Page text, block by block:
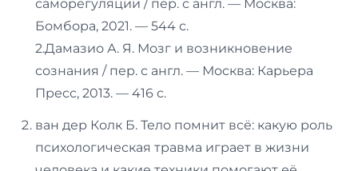
саморегуляции / пер. с англ. — Москва:
Бомбора, 2021. — 544 с.
2.Дамазио А. Я. Мозг и возникновение
сознания / пер. с англ. — Москва: Карьера
Пресс, 2013. — 416 с.
ван дер Колк Б. Тело помнит всё: какую роль
психологическая травма играет в жизни